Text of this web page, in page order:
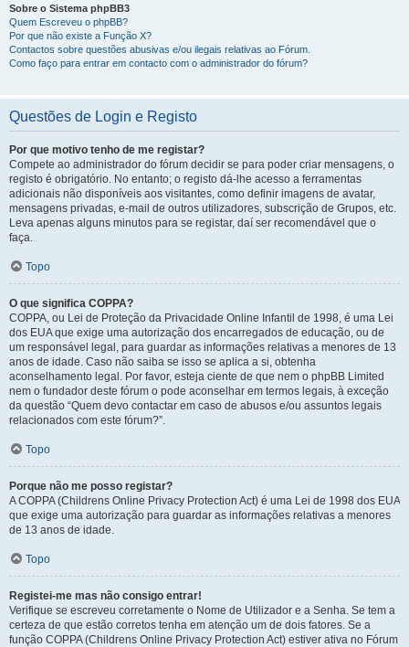
Sobre o Sistema phpBB3
Quem Escreveu o phpBB?
Por que não existe a Função X?
Contactos sobre questões abusivas e/ou ilegais relativas ao Fórum.
Como faço para entrar em contacto com o administrador do fórum?
Questões de Login e Registo
Por que motivo tenho de me registar?
Compete ao administrador do fórum decidir se para poder criar mensagens, o
registo é obrigatório. No entanto; o registo dá-lhe acesso a ferramentas
adicionais não disponíveis aos visitantes, como definir imagens de avatar,
mensagens privadas, e-mail de outros utilizadores, subscrição de Grupos, etc.
Leva apenas alguns minutos para se registar, daí ser recomendável que o
faça.
Topo
O que significa COPPA?
COPPA, ou Lei de Proteção da Privacidade Online Infantil de 1998, é uma Lei
dos EUA que exige uma autorização dos encarregados de educação, ou de
um responsável legal, para guardar as informações relativas a menores de 13
anos de idade. Caso não saiba se isso se aplica a si, obtenha
aconselhamento legal. Por favor, esteja ciente de que nem o phpBB Limited
nem o fundador deste fórum o pode aconselhar em termos legais, à exceção
da questão “Quem devo contactar em caso de abusos e/ou assuntos legais
relacionados com este fórum?”.
Topo
Porque não me posso registar?
A COPPA (Childrens Online Privacy Protection Act) é uma Lei de 1998 dos EUA
que exige uma autorização para guardar as informações relativas a menores
de 13 anos de idade.
Topo
Registei-me mas não consigo entrar!
Verifique se escreveu corretamente o Nome de Utilizador e a Senha. Se tem a
certeza de que estão corretos tenha em atenção um de dois fatores. Se a
função COPPA (Childrens Online Privacy Protection Act) estiver ativa no Fórum